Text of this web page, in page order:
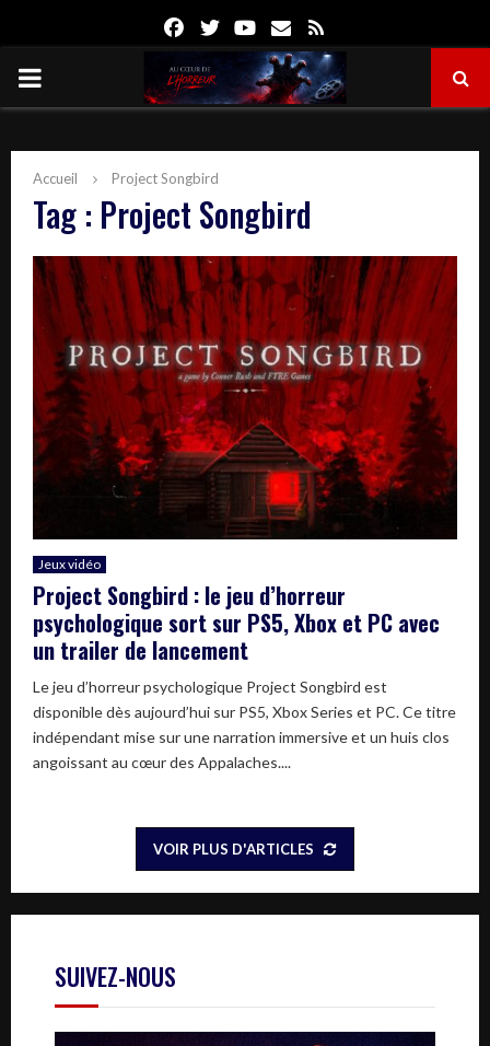
FacebookTwitterYoutube
Email
PRIMARY
Accueil Project Songbird
Tag : Project Songbird
Jeux vidéo
Project Songbird : le jeu d’horreur
psychologique sort sur PS5, Xbox et PC avec
un trailer de lancement
Le jeu d’horreur psychologique Project Songbird est
disponible dès aujourd’hui sur PS5, Xbox Series et PC. Ce titre
indépendant mise sur une narration immersive et un huis clos
angoissant au cœur des Appalaches....
VOIR PLUS D'ARTICLES
SUIVEZ-NOUS